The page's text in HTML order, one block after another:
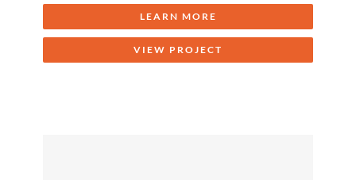
LEARN MORE
VIEW PROJECT